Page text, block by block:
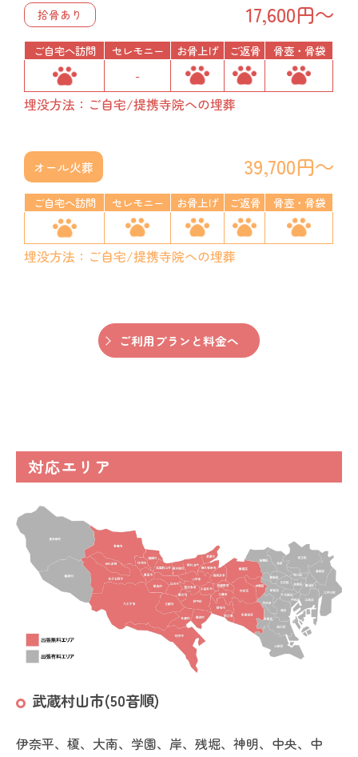
拾骨あり 17,600円～
ご自宅へ訪問 セレモニー お骨上げ ご返骨
骨壺・骨袋
-
埋没方法：ご自宅/提携寺院への埋葬
オール火葬 39,700円～
ご自宅へ訪問 セレモニー お骨上げ ご返骨 骨壺・骨袋
埋没方法：ご自宅/提携寺院への埋葬
ご利用プランと料金へ
対応エリア
武蔵村山市(50音順)
伊奈平、榎、大南、学園、岸、残堀、神明、中央、中